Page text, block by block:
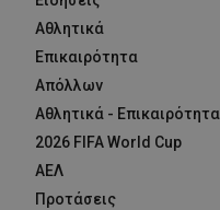
Αθλητικά
Επικαιρότητα
Απόλλων
Αθλητικά - Επικαιρότητα
2026 FIFA World Cup
ΑΕΛ
Προτάσεις